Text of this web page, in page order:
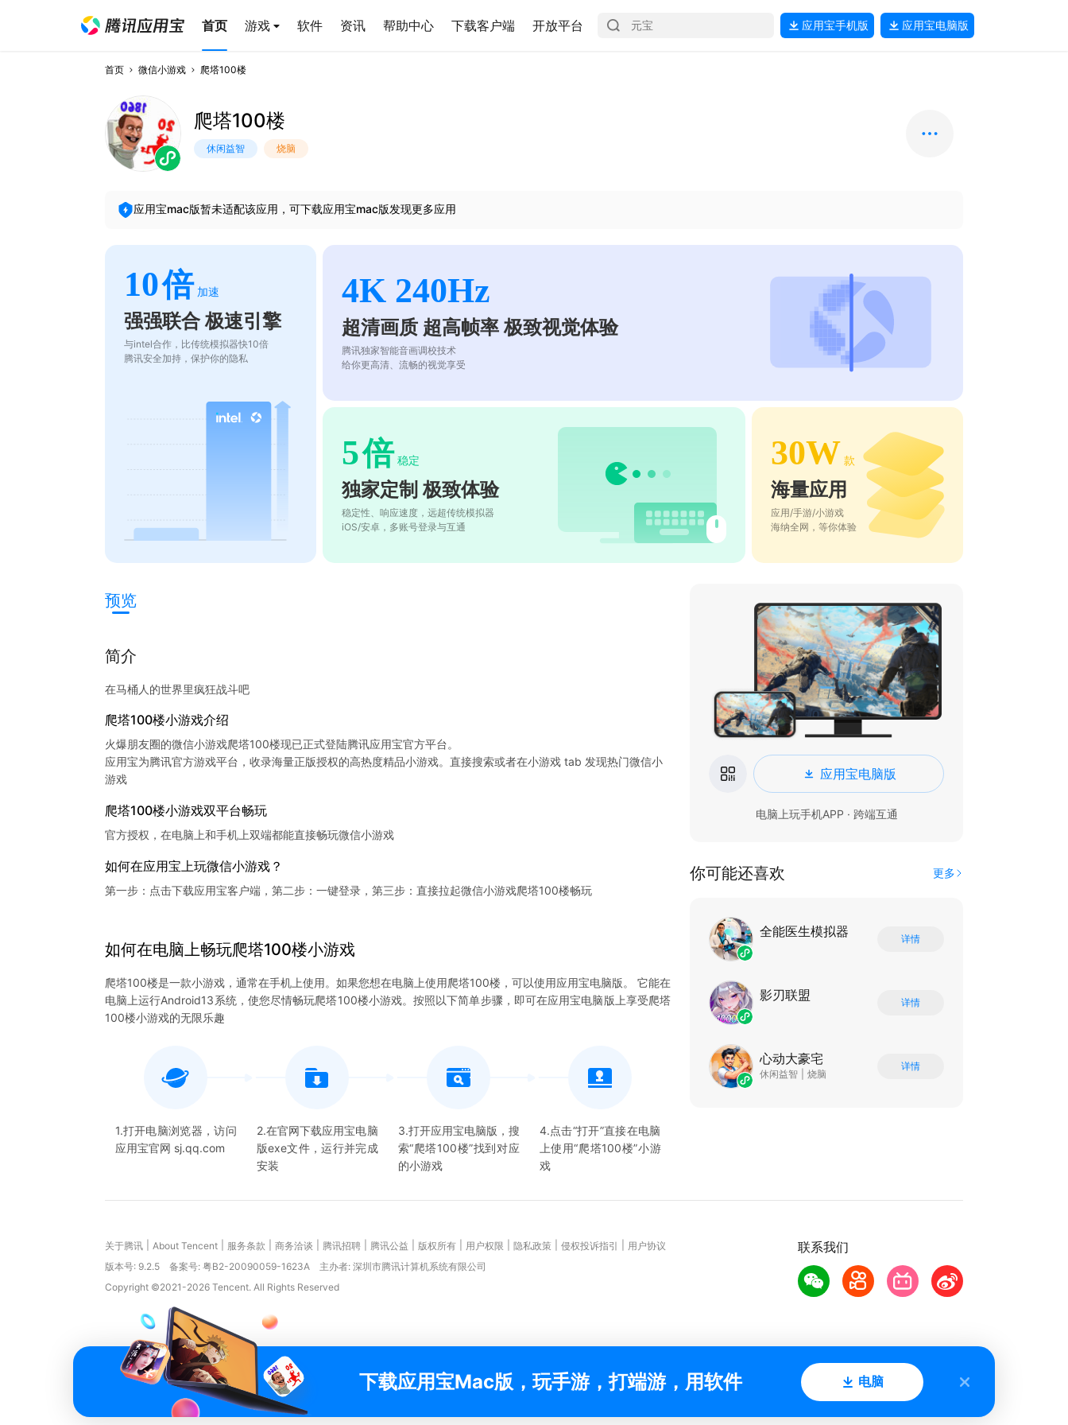
首页 游戏 软件 资讯 帮助中心 下载客户端 开放平台 应用宝手机版 应用宝电脑版
首页 微信小游戏 爬塔100楼
爬塔100楼
休闲益智 烧脑
应用宝mac版暂未适配该应用，可下载应用宝mac版发现更多应用
10倍 加速
强强联合 极速引擎
与intel合作，比传统模拟器快10倍
腾讯安全加持，保护你的隐私
4K 240Hz
超清画质 超高帧率 极致视觉体验
腾讯独家智能音画调校技术
给你更高清、流畅的视觉享受
5倍 稳定
独家定制 极致体验
稳定性、响应速度，远超传统模拟器
iOS/安卓，多账号登录与互通
30W 款
海量应用
应用/手游/小游戏
海纳全网，等你体验
预览
简介
在马桶人的世界里疯狂战斗吧
爬塔100楼小游戏介绍
火爆朋友圈的微信小游戏爬塔100楼现已正式登陆腾讯应用宝官方平台。
应用宝为腾讯官方游戏平台，收录海量正版授权的高热度精品小游戏。直接搜索或者在小游戏 tab 发现热门微信小
爬塔100楼小游戏双平台畅玩
官方授权，在电脑上和手机上双端都能直接畅玩微信小游戏
如何在应用宝上玩微信小游戏？
第一步：点击下载应用宝客户端，第二步：一键登录，第三步：直接拉起微信小游戏爬塔100楼畅玩
如何在电脑上畅玩爬塔100楼小游戏
爬塔100楼是一款小游戏，通常在手机上使用。如果您想在电脑上使用爬塔100楼，可以使用应用宝电脑版。 它能在
电脑上运行Android13系统，使您尽情畅玩爬塔100楼小游戏。按照以下简单步骤，即可在应用宝电脑版上享受爬塔
100楼小游戏的无限乐趣
1.打开电脑浏览器，访问
应用宝官网 sj.qq.com
2.在官网下载应用宝电脑
版exe文件，运行并完成
安装
3.打开应用宝电脑版，搜
索“爬塔100楼”找到对应
的小游戏
4.点击“打开”直接在电脑
上使用“爬塔100楼”小游
戏
应用宝电脑版
电脑上玩手机APP · 跨端互通
你可能还喜欢 更多
全能医生模拟器 详情
影刃联盟 详情
心动大豪宅
休闲益智 烧脑
详情
联系我们
关于腾讯 About Tencent 服务条款 商务洽谈 腾讯招聘 腾讯公益 版权所有 用户权限 隐私政策 侵权投诉指引
用户协议
版本号: 9.2.5 备案号: 粤B2-20090059-1623A
主办者: 深圳市腾讯计算机系统有限公司
Copyright ©2021-2026 Tencent. All Rights Reserved
下载应用宝Mac版，玩手游，打端游，用软件 电脑